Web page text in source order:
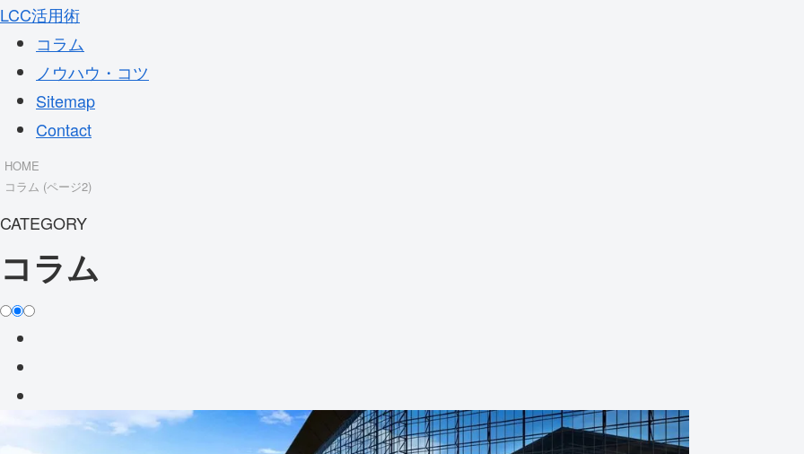
LCC活用術
コラム
ノウハウ・コツ
Sitemap
Contact
HOME
コラム (ページ2)
CATEGORY
コラム